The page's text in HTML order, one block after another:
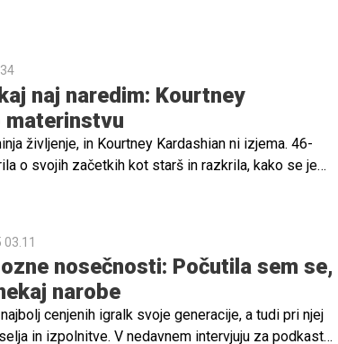
naj naredim: Kourtney
materinstvu
življenje, in Kourtney Kardashian ni izjema. 46-
o svojih začetkih kot starš in razkrila, kako se je
03.11
nosečnosti: Počutila sem se,
narobe
cenjenih igralk svoje generacije, a tudi pri njej
in izpolnitve. V nedavnem intervjuju za podkast